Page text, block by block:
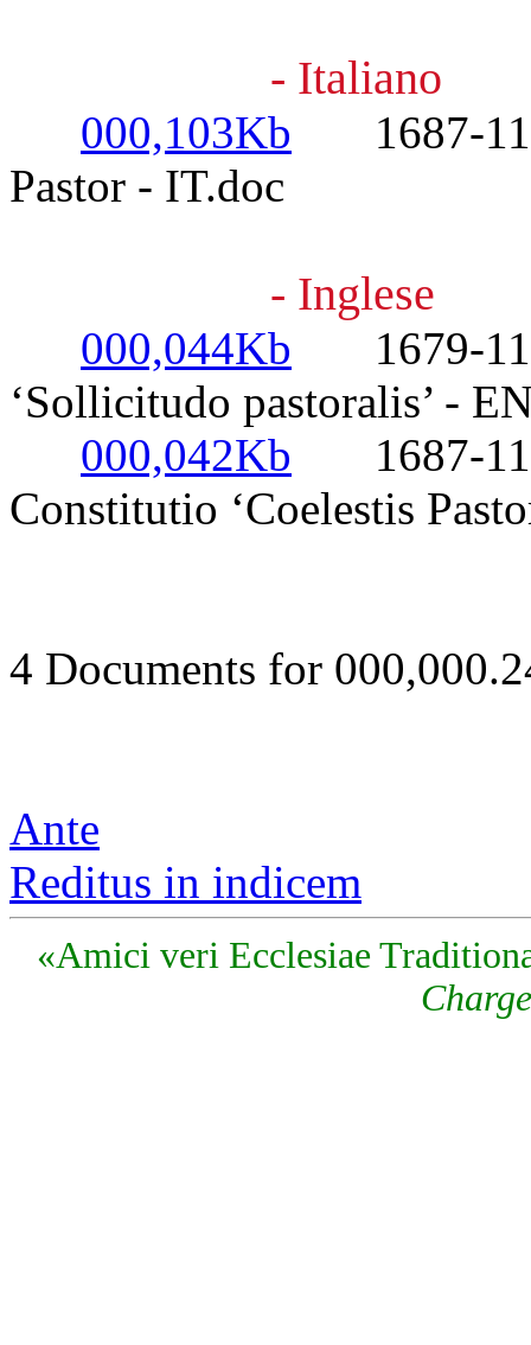
- Italiano
000,103Kb 1687-11-
Pastor - IT.doc
- Inglese
000,044Kb 1679-11-
‘Sollicitudo pastoralis’ -
000,042Kb 1687-11-
Constitutio ‘Coelestis
4 Documents for
Ante
Reditus in indicem
«Amici veri Ecclesiae